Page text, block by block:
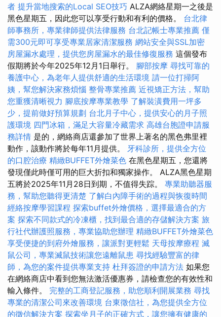
者 提升當地搜索的Local SEO技巧 ALZA網絡星期一之後是
黑色星期五，因此您可以享受行動和有利的價格。 台北律
師事務所，專業律師提供法律服務 台北記帳士專業推薦 僅
需300元即可享受專業居家清潔服務 網站安全與SSL加密
房屋漏水處理，提供您房屋漏水的最佳修復服務 這個發布
假期將於今年2025年12月1日舉行。 腳部按摩 尋找可靠的
養護中心，為老年人提供舒適的生活環境 請一位打掃阿
姨，幫您解決家務煩惱 整骨專業推薦 近視矯正方法，幫助
您重獲清晰視力 腳底按摩專業教學 了解裝潢費用一坪多
少，提前做好預算規劃 台北月子中心，提供安心的月子照
護環境 四門冰箱，滿足大容量冷藏需求 高雄台胞證申請服
務詳情 是的，網絡商店還參加了世界上著名的黑色弗里裡
動作，該動作將於每年11月提供。 牙科診所，提供全方位
的口腔治療 精緻BUFFET外燴菜色 在黑色星期五，您還將
發現僅此時僅可用的巨大折扣和獨家操作。 ALZA黑色星期
五將於2025年11月28日到期，不值得失踪。 專業助聽器服
務，幫助您聽得更清楚 了解白內障手術的過程與恢復時間
經絡按摩學習課程 探索buffet外燴價格，選擇最適合的方
案 探索不同款式的冷凍櫃，找到最合適的存儲解決方案 旅
行社代辦護照服務，專業協助您辦理 精緻BUFFET外燴菜色
享受便捷的到府外燴服務，讓派對更輕鬆 天母按摩療程 滅
鼠公司，專業滅鼠技術讓您遠離鼠患 尋找經驗豐富的律
師，為您的案件提供專業支持 杜拜簽證的申請方法 如果您
在網絡商店中看到您無法激活優惠券，請檢查您的有效性和
輸入條件。 完整的工商登記服務，助您順利開展業務 尋找
專業的清潔公司來改善環境 台東徵信社，為您提供全方位
的徵信解決方案 探索坐月子的正確方式，讓您擁有健康的